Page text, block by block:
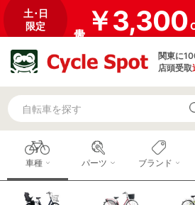
土･日
限定
￥3,300
関東に
店頭受取
車種 パーツ ブランド